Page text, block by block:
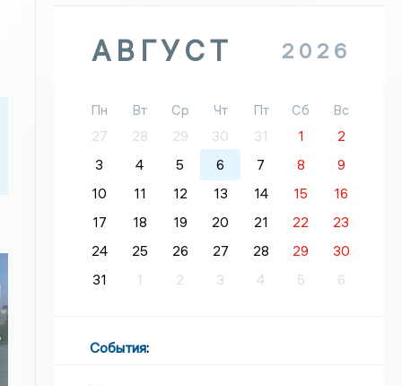
АВГУСТ 2026
Пн Вт Ср Чт Пт Сб
Вс
27
28 29 30 31 1
2
3
4 5 6 7 8
9
10
11 12 13 14 15
16
17
18 19 20 21 22
23
24
25 26 27 28 29
30
31
1 2 3 4 5 6
События: